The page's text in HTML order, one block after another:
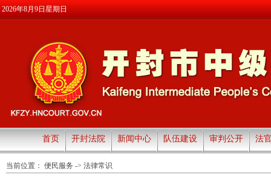
2026年8月9日星期日
首页 开封法院 新闻中心 队伍建设 审判公开 法
当前位置： 便民服务 -> 法律常识